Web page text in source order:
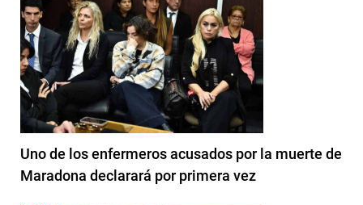
Uno de los enfermeros acusados por la muerte de
Maradona declarará por primera vez